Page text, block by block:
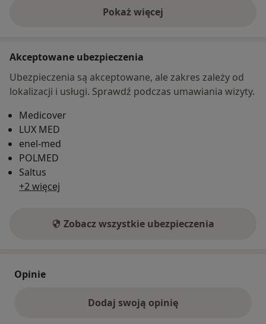
Pokaż więcej
o adresie
Akceptowane ubezpieczenia
Ubezpieczenia są akceptowane, ale zakres zależy od
lokalizacji i usługi. Sprawdź podczas umawiania wizyty.
Medicover
LUX MED
enel-med
POLMED
Saltus
+2 więcej
Zobacz wszystkie ubezpieczenia
Opinie
Dodaj swoją opinię